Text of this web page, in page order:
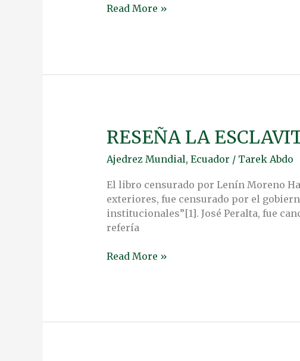
Read More »
RESEÑA LA
Ajedrez Mundial, Ecuador / Tarek Abdo
El libro censurado por Lenín Moreno
exteriores, fue censurado por el
institucionales”[1]. José Peralta, fue
refería
RESEÑA
LA
ESCLAVITUD
LA
AMÉRICA
LATINA
Read More »